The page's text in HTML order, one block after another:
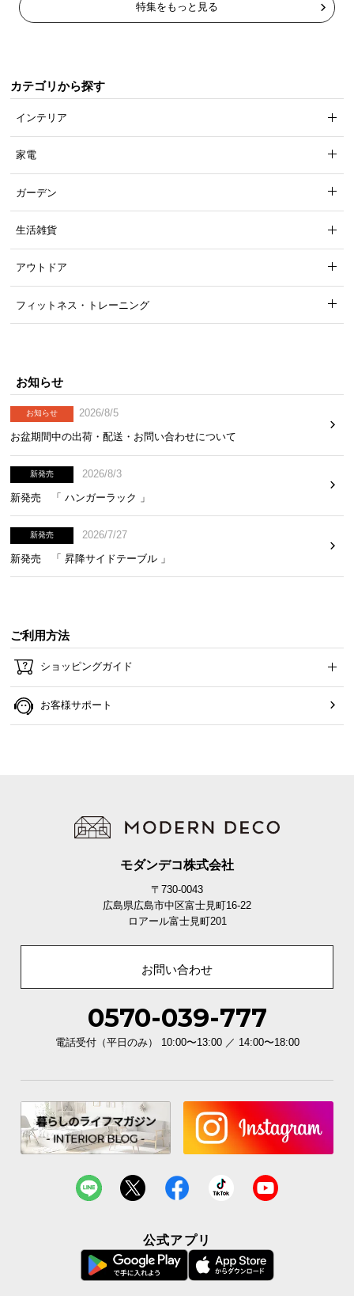
特集をもっと見る
カテゴリから探す
インテリア
家電
ガーデン
生活雑貨
アウトドア
フィットネス・トレーニング
お知らせ
お知らせ
2026/8/5
お盆期間中の出荷・配送・お問い合わせについて
新発売
2026/8/3
新発売 「 ハンガーラック 」
新発売
2026/7/27
新発売 「 昇降サイドテーブル 」
ご利用方法
ショッピングガイド
お客様サポート
モダンデコ株式会社
〒730-0043
広島県広島市中区富士見町16-22
ロアール富士見町201
お問い合わせ
0570-039-777
電話受付（平日のみ） 10:00〜13:00 ／ 14:00〜18:00
公式アプリ